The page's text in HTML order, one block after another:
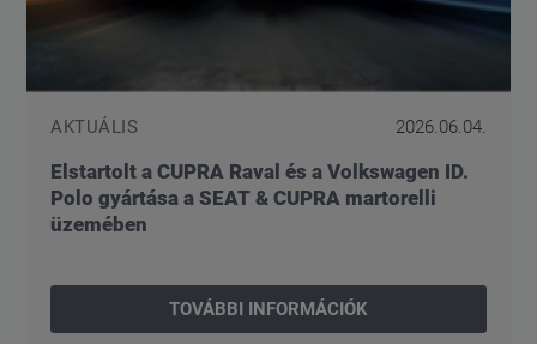
AKTUÁLIS 2026.06.04.
Elstartolt a CUPRA Raval és a Volkswagen ID.
Polo gyártása a SEAT & CUPRA martorelli
üzemében
TOVÁBBI INFORMÁCIÓK